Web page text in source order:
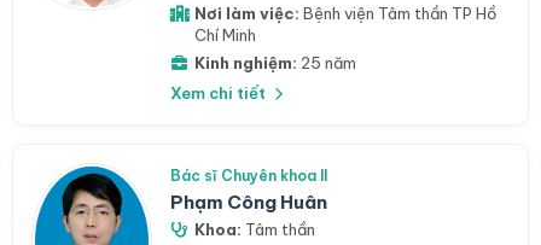
Nơi làm việc: Bệnh viện Tâm thần TP Hồ
Chí Minh
Kinh nghiệm: 25 năm
Xem chi tiết
Bác sĩ Chuyên khoa II
Phạm Công Huân
Khoa: Tâm thần